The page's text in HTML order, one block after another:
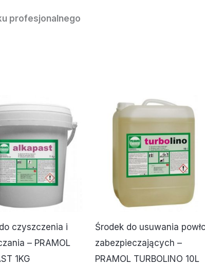
profesjonalnego
czyszczenia i
– PRAMOL
1KG
Środek do usuwania
zabezpieczających –
PRAMOL TURBOLINO 10L